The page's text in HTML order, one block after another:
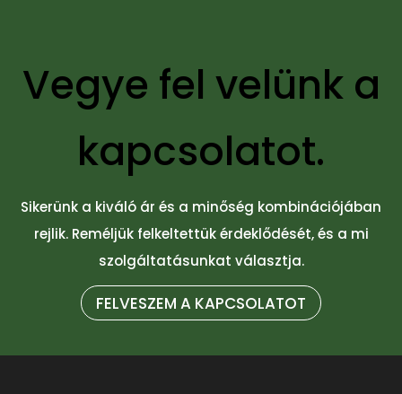
Vegye fel velünk a
kapcsolatot.
Sikerünk a kiváló ár és a minőség kombinációjában
rejlik. Reméljük felkeltettük érdeklődését, és a mi
szolgáltatásunkat választja.
FELVESZEM A KAPCSOLATOT